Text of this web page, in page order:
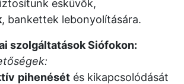
esküvők,
, bankettek lebonyolítására.
szolgáltatások Siófokon:
pihenését és kikapcsolódását